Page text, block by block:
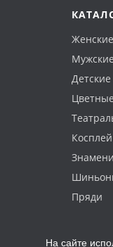
Женские
Мужские
Детские
Цветные
Косплей
Пряди
На сайте